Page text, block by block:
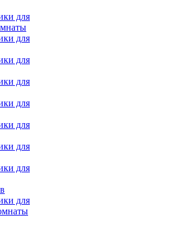
для
для
для
для
для
для
для
для
для